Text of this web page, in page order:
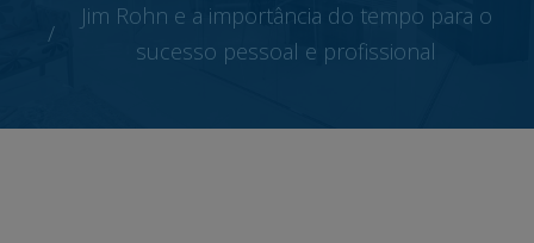
Jim Rohn e a importância do tempo para o
sucesso pessoal e profissional